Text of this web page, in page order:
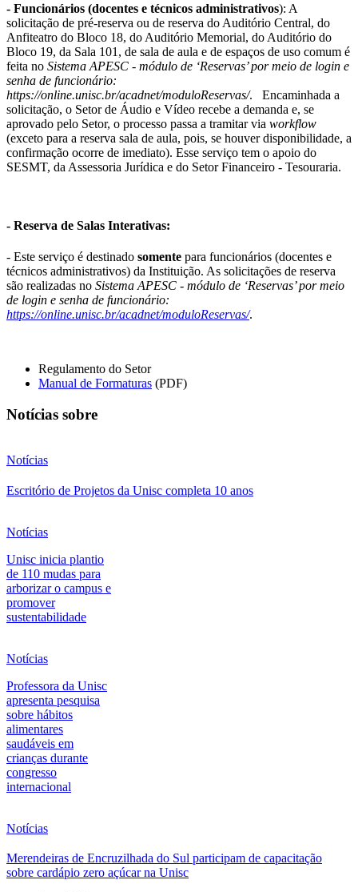
- Funcionários (docentes e técnicos administrativos): A
solicitação de pré-reserva ou de reserva do Auditório Central, do
Anfiteatro do Bloco 18, do Auditório Memorial, do Auditório do
Bloco 19, da Sala 101, de sala de aula e de espaços de uso comum é
feita no Sistema APESC - módulo de ‘Reservas’ por meio de login e
senha de funcionário:
https://online.unisc.br/acadnet/moduloReservas/. Encaminhada a
solicitação, o Setor de Áudio e Vídeo recebe a demanda e, se
aprovado pelo Setor, o processo passa a tramitar via workflow
(exceto para a reserva sala de aula, pois, se houver disponibilidade, a
confirmação ocorre de imediato). Esse serviço tem o apoio do
SESMT, da Assessoria Jurídica e do Setor Financeiro - Tesouraria.
- Reserva de Salas Interativas:
- Este serviço é destinado somente para funcionários (docentes e
técnicos administrativos) da Instituição. As solicitações de reserva
são realizadas no Sistema APESC - módulo de ‘Reservas’ por meio
de login e senha de funcionário:
https://online.unisc.br/acadnet/moduloReservas/.
Regulamento do Setor
Manual de Formaturas (PDF)
Notícias sobre
Notícias
Escritório de Projetos da Unisc completa 10 anos
Notícias
Unisc inicia plantio
de 110 mudas para
arborizar o campus e
promover
sustentabilidade
Notícias
Professora da Unisc
apresenta pesquisa
sobre hábitos
alimentares
saudáveis em
crianças durante
congresso
internacional
Notícias
Merendeiras de Encruzilhada do Sul participam de capacitação
sobre cardápio zero açúcar na Unisc